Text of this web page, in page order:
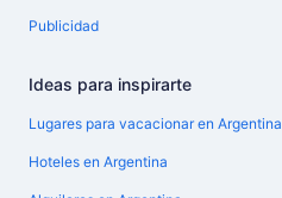
Publicidad
Ideas para inspirarte
Lugares para vacacionar en Argentina
Hoteles en Argentina